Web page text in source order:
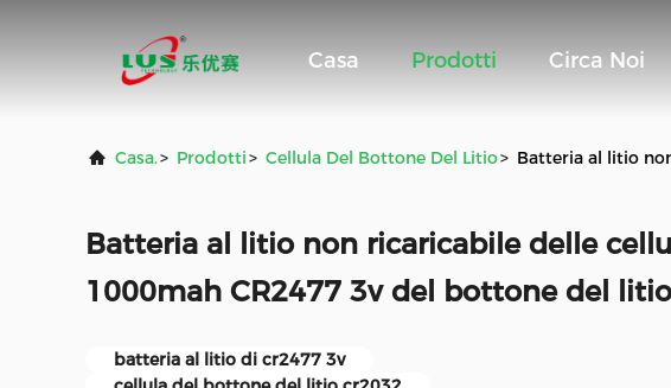
Casa Prodotti Circa Noi
Casa.> Prodotti> Cellula Del Bottone Del Litio> Batteria al litio
Batteria al litio non ricaricabile delle
1000mah CR2477 3v del bottone del litio
batteria al litio di cr2477 3v